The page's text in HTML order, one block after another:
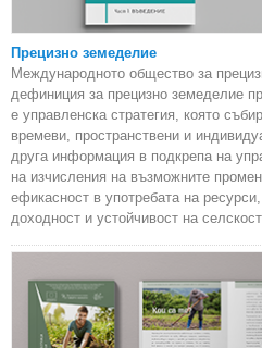
Прецизно земеделие
Международното общество за
дефиниция за прецизно земеделие
е управленска стратегия, която
времеви, пространствени и
друга информация в подкрепа на
на изчисления на възможните
ефикасност в употребата на
доходност и устойчивост на